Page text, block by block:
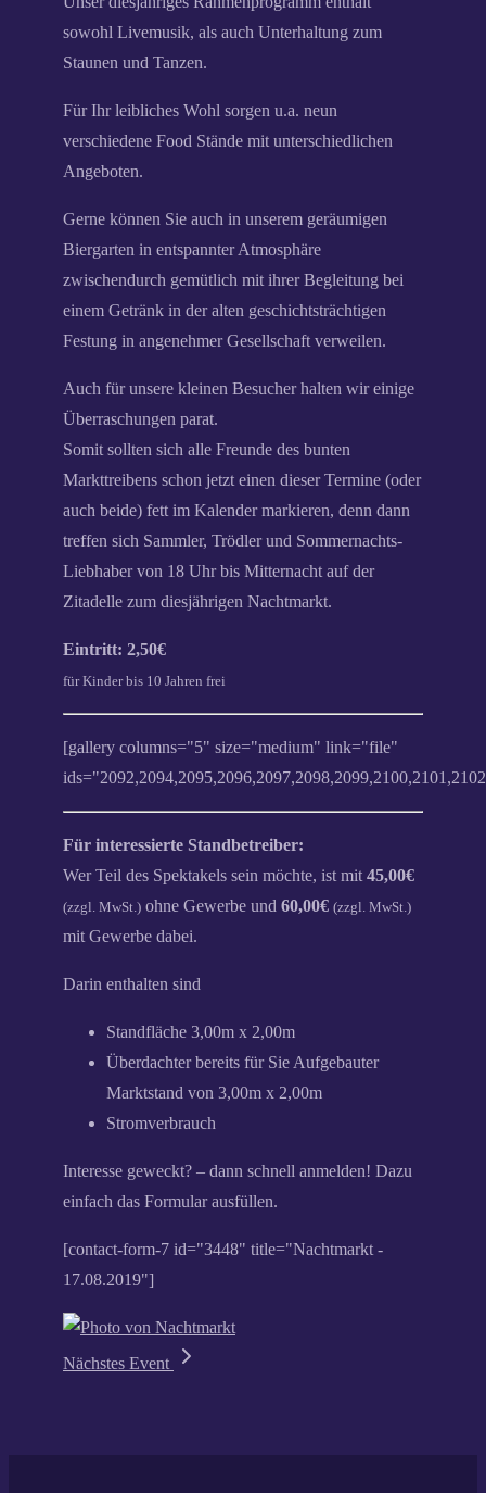
sowohl Livemusik, als auch Unterhaltung zum
Staunen und Tanzen.
Für Ihr leibliches Wohl sorgen u.a. neun
verschiedene Food Stände mit unterschiedlichen
Angeboten.
Gerne können Sie auch in unserem geräumigen
Biergarten in entspannter Atmosphäre
zwischendurch gemütlich mit ihrer Begleitung bei
einem Getränk in der alten geschichtsträchtigen
Festung in angenehmer Gesellschaft verweilen.
Auch für unsere kleinen Besucher halten wir einige
Überraschungen parat.
Somit sollten sich alle Freunde des bunten
Markttreibens schon jetzt einen dieser Termine (oder
auch beide) fett im Kalender markieren, denn dann
treffen sich Sammler, Trödler und Sommernachts-
Liebhaber von 18 Uhr bis Mitternacht auf der
Zitadelle zum diesjährigen Nachtmarkt.
Eintritt: 2,50€
für Kinder bis 10 Jahren frei
[gallery columns="5" size="medium" link="file"
Für interessierte Standbetreiber:
Wer Teil des Spektakels sein möchte, ist mit 45,00€
(zzgl. MwSt.) ohne Gewerbe und 60,00€ (zzgl. MwSt.)
mit Gewerbe dabei.
Darin enthalten sind
Standfläche 3,00m x 2,00m
Überdachter bereits für Sie Aufgebauter
Marktstand von 3,00m x 2,00m
Stromverbrauch
Interesse geweckt? – dann schnell anmelden! Dazu
einfach das Formular ausfüllen.
[contact-form-7 id="3448" title="Nachtmarkt -
17.08.2019"]
Nächstes Event